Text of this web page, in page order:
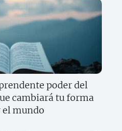
poder del
cambiará tu forma
el mundo